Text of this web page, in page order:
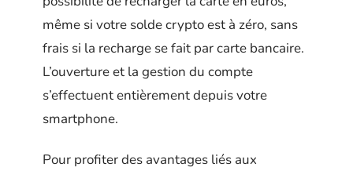
même si votre solde crypto est à zéro, sans
frais si la recharge se fait par carte bancaire.
L’ouverture et la gestion du compte
s’effectuent entièrement depuis votre
smartphone.
Pour profiter des avantages liés aux